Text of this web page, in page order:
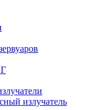
излучатель